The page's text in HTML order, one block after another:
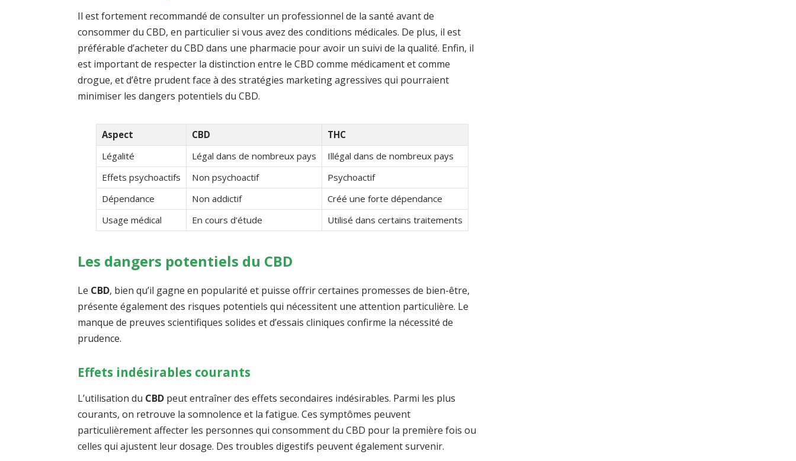
Il est fortement recommandé de consulter un professionnel de la santé avant de
consommer du CBD, en particulier si vous avez des conditions médicales. De plus, il est
préférable d’acheter du CBD dans une pharmacie pour avoir un suivi de la qualité. Enfin, il
est important de respecter la distinction entre le CBD comme médicament et comme
drogue, et d’être prudent face à des stratégies marketing agressives qui pourraient
minimiser les dangers potentiels du CBD.
Aspect CBD
THC
Légalité
Légal dans de nombreux pays
Illégal dans de nombreux pays
Effets psychoactifs
Non psychoactif
Psychoactif
Dépendance
Non addictif
Créé une forte dépendance
Usage médical
En cours d’étude Utilisé dans certains traitements
Les dangers potentiels du CBD
Le CBD, bien qu’il gagne en popularité et puisse offrir certaines promesses de bien-être,
présente également des risques potentiels qui nécessitent une attention particulière. Le
manque de preuves scientifiques solides et d’essais cliniques confirme la nécessité de
prudence.
Effets indésirables courants
L’utilisation du CBD peut entraîner des effets secondaires indésirables. Parmi les plus
courants, on retrouve la somnolence et la fatigue. Ces symptômes peuvent
particulièrement affecter les personnes qui consomment du CBD pour la première fois ou
celles qui ajustent leur dosage. Des troubles digestifs peuvent également survenir.